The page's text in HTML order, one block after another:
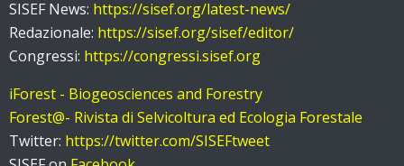
SISEF News: https://sisef.org/latest-news/
Redazionale: https://sisef.org/sisef/editor/
Congressi: https://congressi.sisef.org
iForest - Biogeosciences and Forestry
Forest@- Rivista di Selvicoltura ed Ecologia Forestale
Twitter: https://twitter.com/SISEFtweet